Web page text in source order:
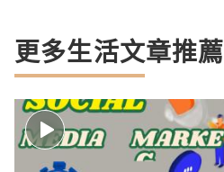
更多生活文章推薦